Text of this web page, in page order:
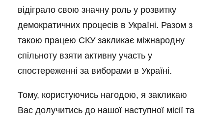
відіграло свою значну роль у розвитку
демократичних процесів в Україні. Разом з
такою працею СКУ закликає міжнародну
спільноту взяти активну участь у
спостереженні за виборами в Україні.
Тому, користуючись нагодою, я закликаю
Вас долучитись до нашої наступної місії та